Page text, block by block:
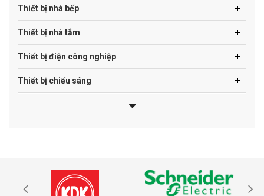
Thiết bị nhà bếp
Thiết bị nhà tắm
Thiết bị điện công nghiệp
Thiết bị chiếu sáng